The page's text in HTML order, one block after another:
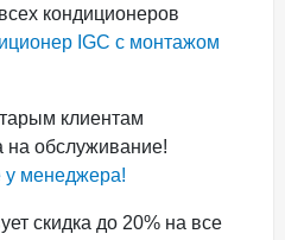
кондиционеров
IGC с монтажом
клиентам
на обслуживание!
у менеджера!
скидка до 20% на все